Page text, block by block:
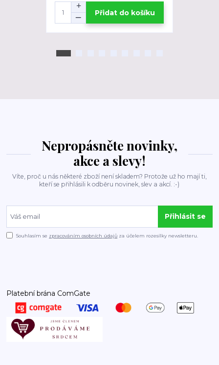
Přidat do košíku
Nepropásněte novinky,
akce a slevy!
Víte, proč u nás některé zboží není skladem? Protože už ho mají ti,
kteří se přihlásili k odběru novinek, slev a akcí. :-)
Přihlásit se
Souhlasím se zpracováním osobních údajů za účelem rozesílky newsletteru.
Platební brána ComGate